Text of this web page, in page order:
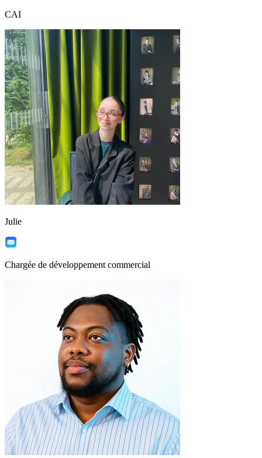
CAI
Julie
Chargée de développement commercial